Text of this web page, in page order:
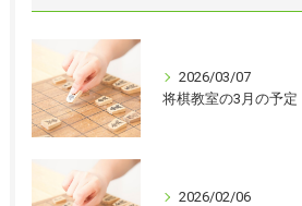
2026/03/07
将棋教室の3月の予定
2026/02/06